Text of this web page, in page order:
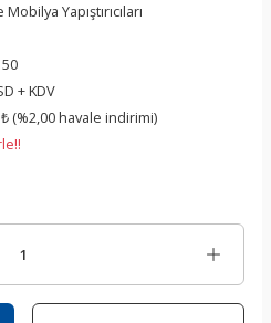
Yapıştırıcıları
+ KDV
(%2,00 havale indirimi)